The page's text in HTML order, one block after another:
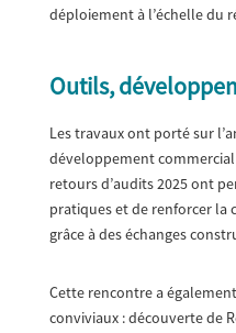
déploiement à l’échelle du
Outils,
Les travaux ont porté sur
développement
retours d’audits 2025 ont
pratiques et de renforcer la
grâce à des échanges
Cette rencontre a
conviviaux : découverte de